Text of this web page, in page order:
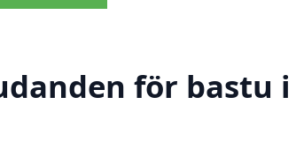
för bastu